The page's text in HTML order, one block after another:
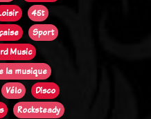
45t
Sport
Music
la musique
Vélo
Disco
Rocksteady